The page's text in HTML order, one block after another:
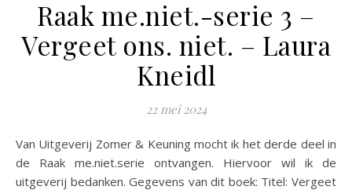
Raak me.niet.-serie 3 –
Vergeet ons. niet. – Laura
Kneidl
22 mei 2024
Van Uitgeverij Zomer & Keuning mocht ik het derde deel in
de Raak me.niet.serie ontvangen. Hiervoor wil ik de
uitgeverij bedanken. Gegevens van dit boek: Titel: Vergeet